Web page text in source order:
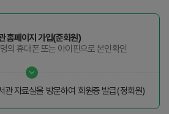
홈페이지 가입(준회원)
의 휴대폰 또는 아이핀으로 본인확인
관 자료실을 방문하여 회원증 발급(정회원)